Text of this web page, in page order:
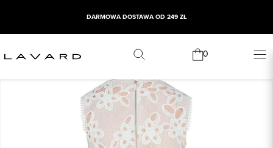
DARMOWA DOSTAWA OD 249 ZŁ
0